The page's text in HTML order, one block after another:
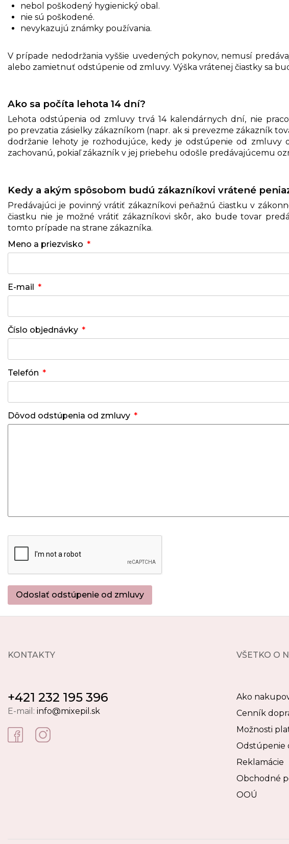
nebol poškodený hygienický obal.
nie sú poškodené.
nevykazujú známky používania.
V prípade nedodržania vyššie uvedených pokynov, nemusí
alebo zamietnuť odstúpenie od zmluvy. Výška vrátenej čiastky sa
Ako sa počíta lehota 14 dní?
Lehota odstúpenia od zmluvy trvá 14 kalendárnych dní, nie
po prevzatia zásielky zákazníkom (napr. ak si prevezme zákazník
dodržanie lehoty je rozhodujúce, kedy je odstúpenie od zmluvy
zachovanú, pokiaľ zákazník v jej priebehu odošle predávajúcemu
Kedy a akým spôsobom budú zákazníkovi vrátené
Predávajúci je povinný vrátiť zákazníkovi peňažnú čiastku v
čiastku nie je možné vrátiť zákazníkovi skôr, ako bude tovar
tomto prípade na strane zákazníka.
Meno a priezvisko
E-mail
Číslo objednávky
Telefón
Dôvod odstúpenia od zmluvy
Odoslať odstúpenie od zmluvy
KONTAKTY
+421 232 195 396
E-mail: info@mixepil.sk
VŠETKO O
Ako
Cenník
Možnosti
Odstúpenie
Reklamácie
Obchodné
OOÚ